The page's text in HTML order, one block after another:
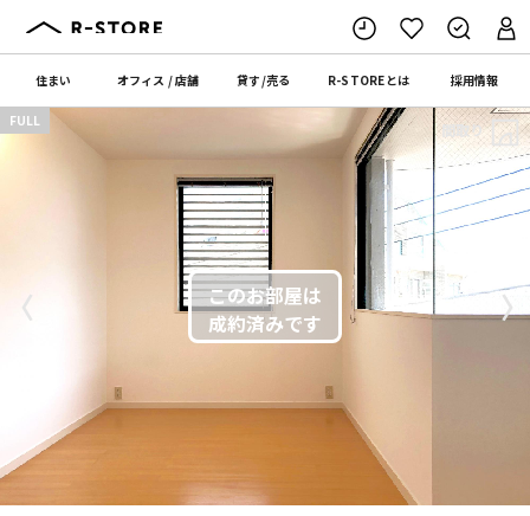
住まい オフィス /店舗 貸す/売る R-STOREとは 採用情報
〈 〉
FULL 間取り